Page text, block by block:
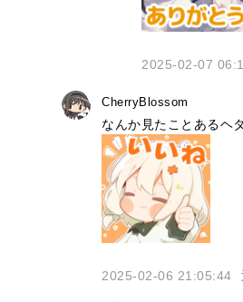
2025-02-07
CherryBlossom
なんか見たことあるヘ
2025-02-06 21:05:44